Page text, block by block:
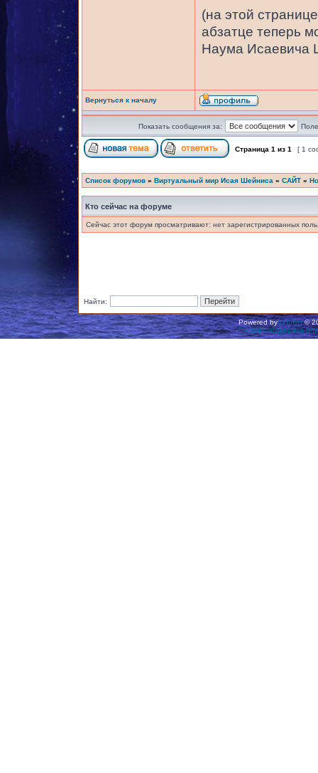
(на этой
абзатце теперь
Наума Исаевича
Вернуться к началу
Показать сообщения за:
Страница 1 из 1 [ 1
Список форумов » Виртуальный мир Исая Шейниса » САЙТ »
Кто сейчас на форуме
Сейчас этот форум просматривают: нет зарегистрированных
Найти:
Powered byphpBB©
Русская поддержка